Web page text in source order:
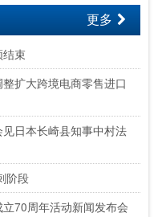
更多
结束
扩大跨境电商零售进口
日本长崎县知事中村法
阶段
70周年活动新闻发布会